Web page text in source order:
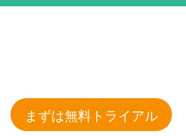
まずは無料トライアル